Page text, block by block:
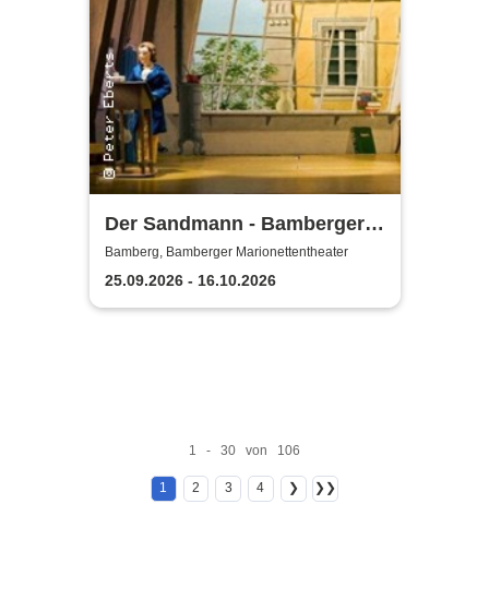
Der Sandmann - Bamberger
Marionettentheater
Bamberg, Bamberger Marionettentheater
25.09.2026 - 16.10.2026
1 - 30 von 106
1 2 3 4 ❯ ❯❯